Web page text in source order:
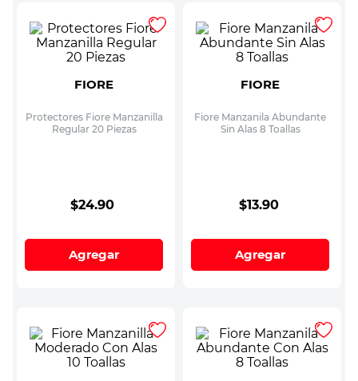
FIORE
Protectores Fiore Manzanilla
Regular 20 Piezas
$24.90
Agregar
FIORE
Fiore Manzanila Abundante
Sin Alas 8 Toallas
$13.90
Agregar